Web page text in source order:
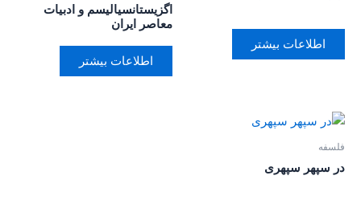
اطلاعات بیشتر
اگزیستانسیالیسم و ادبیات
معاصر ایران
اطلاعات بیشتر
فلسفه
در سپهر سپهری